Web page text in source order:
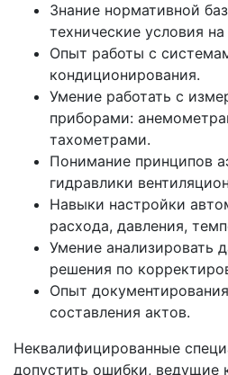
Знание нормативной
технические условия
Опыт работы с
кондиционирования.
Умение работать с
приборами:
тахометрами.
Понимание принципов
гидравлики
Навыки настройки
расхода, давления,
Умение анализировать
решения по
Опыт
составления актов.
Неквалифицированные
допустить ошибки, ведущие